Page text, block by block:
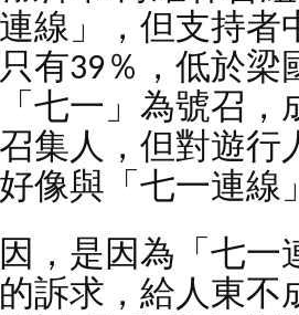
連線」，但支持
有39％，低於
七一」為號召，
集人，但對遊行
像與「七一連線
，是因為「七一
訴求，給人東不